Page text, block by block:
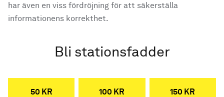
har även en viss fördröjning för att säkerställa
informationens korrekthet.
Bli stationsfadder
50 KR 100 KR 150 KR